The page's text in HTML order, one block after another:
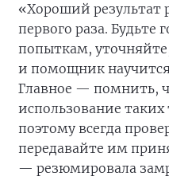
«Хороший результат
первого раза. Будьте
попыткам,
и помощник
Главное — помнить,
использование
поэтому всегда
передавайте им
— резюмировала